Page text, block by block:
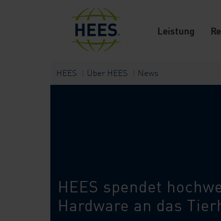
Leistung
HEES Über HEES News
HEES spendet
Hardware an das